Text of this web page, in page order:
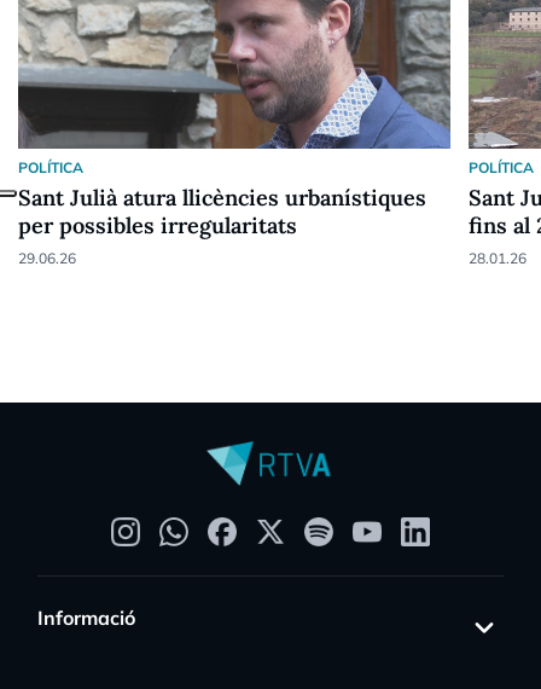
POLÍTICA
Sant Julià atura llicències urbanístiques
per possibles irregularitats
29.06.26
POLÍTICA
Sant
fins al
28.01.26
Informació